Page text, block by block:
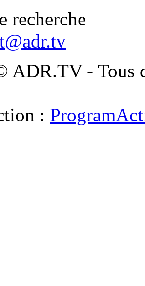
recherche
ADR.TV - Tous
: